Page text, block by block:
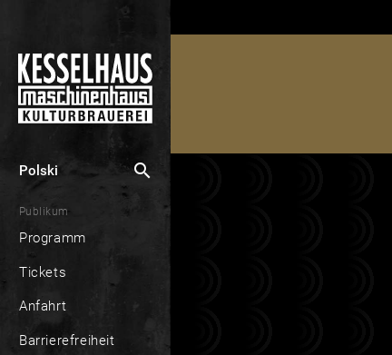
Polski search
Publikum
Programm
Tickets
Anfahrt
Barrierefreiheit